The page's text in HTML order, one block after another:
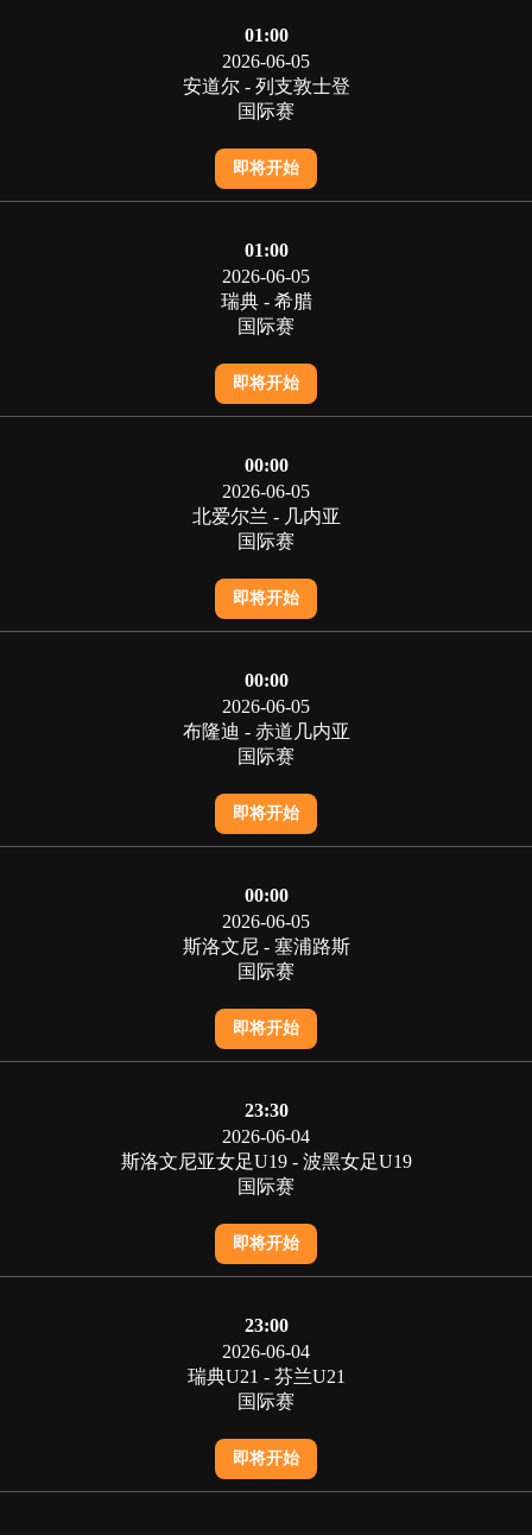
01:00
2026-06-05
安道尔 - 列支敦士登
国际赛
即将开始
01:00
2026-06-05
瑞典 - 希腊
国际赛
即将开始
00:00
2026-06-05
北爱尔兰 - 几内亚
国际赛
即将开始
00:00
2026-06-05
布隆迪 - 赤道几内亚
国际赛
即将开始
00:00
2026-06-05
斯洛文尼 - 塞浦路斯
国际赛
即将开始
23:30
2026-06-04
斯洛文尼亚女足U19 - 波黑女足U19
国际赛
即将开始
23:00
2026-06-04
瑞典U21 - 芬兰U21
国际赛
即将开始